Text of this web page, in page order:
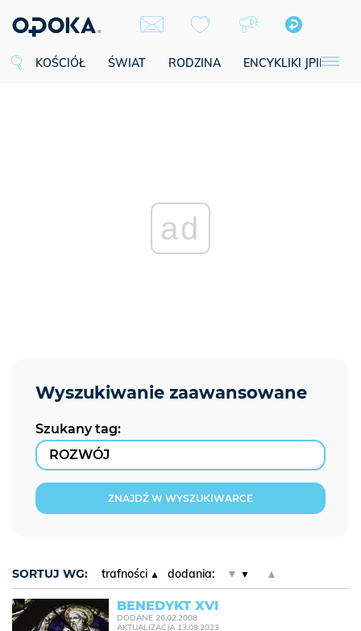
KOŚCIÓŁ ŚWIAT RODZINA ENCYKLIKI JPII
ad
Szukany tag:
ZNAJDŹ W WYSZUKIWARCE
SORTUJ WG: trafności dodania: ▼ ▲
BENEDYKT XVI
DODANE 26.02.2008
AKTUALIZACJA 13.09.2023